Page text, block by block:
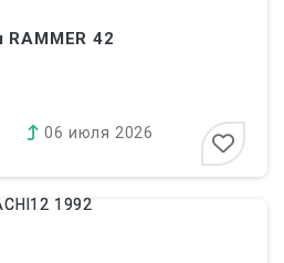
42
06 июля 2026